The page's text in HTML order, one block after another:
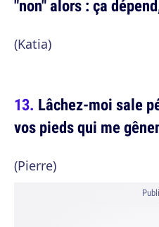
"non" alors : ça
(Katia)
Lâchez-moi sale
vos pieds qui me
(Pierre)